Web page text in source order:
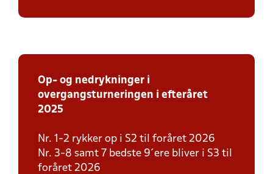
Op- og nedrykninger i
overgangsturneringen i efteråret
2025
Nr. 1-2 rykker op i S2 til foråret 2026
Nr. 3-8 samt 7 bedste 9´ere bliver i S3 til
foråret 2026